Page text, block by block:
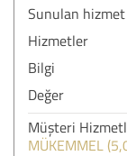
Sunulan hizmet
Hizmetler
Bilgi
Değer
Müşteri
MÜKEMMEL